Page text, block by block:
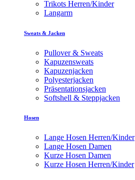
Trikots Herren/Kinder
Langarm
Sweats & Jacken
Pullover & Sweats
Kapuzensweats
Kapuzenjacken
Polyesterjacken
Präsentationsjacken
Softshell & Steppjacken
Hosen
Lange Hosen Herren/Kinder
Lange Hosen Damen
Kurze Hosen Damen
Kurze Hosen Herren/Kinder